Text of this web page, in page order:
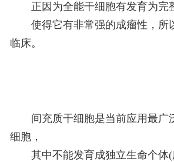
正因为全能干细胞有发育为完
使得它有非常强的成瘤性，所
临床。
间充质干细胞是当前应用最广
细胞，
其中不能发育成独立生命个体